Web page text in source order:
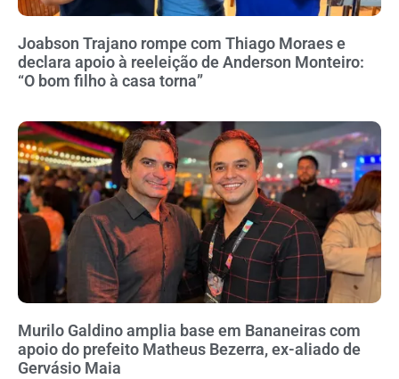
Joabson Trajano rompe com Thiago Moraes e
declara apoio à reeleição de Anderson Monteiro:
“O bom filho à casa torna”
Murilo Galdino amplia base em Bananeiras com
apoio do prefeito Matheus Bezerra, ex-aliado de
Gervásio Maia